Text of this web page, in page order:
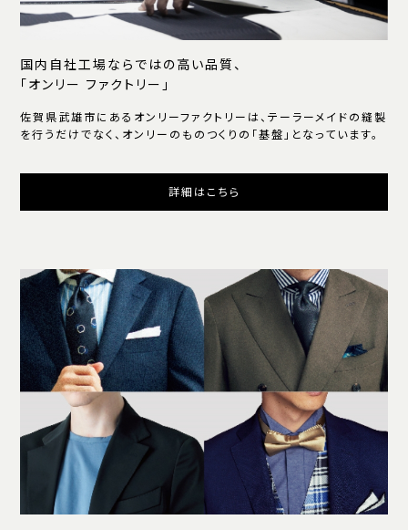
国内自社工場ならではの高い品質、
「オンリー ファクトリー」
佐賀県武雄市にあるオンリーファクトリーは、テーラーメイドの縫製
を行うだけでなく、オンリーのものつくりの「基盤」となっています。
詳細はこちら